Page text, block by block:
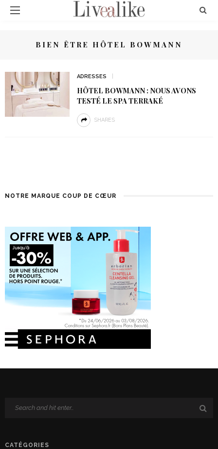
BIEN ÊTRE HÔTEL BOWMANN
ADRESSES
HÔTEL BOWMANN : NOUS AVONS
TESTÉ LE SPA TERRAKÉ
SHARES
NOTRE MARQUE COUP DE CŒUR
CATÉGORIES